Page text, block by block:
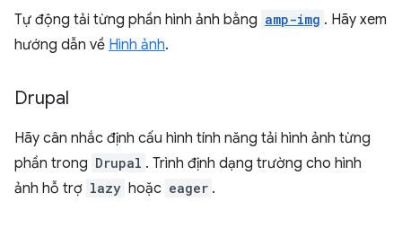
Tự động tải từng phần hình ảnh bằng amp-img . Hãy xem
hướng dẫn về Hình ảnh.
Drupal
Hãy cân nhắc định cấu hình tính năng tải hình ảnh từng
phần trong Drupal . Trình định dạng trường cho hình
ảnh hỗ trợ lazy hoặc eager .